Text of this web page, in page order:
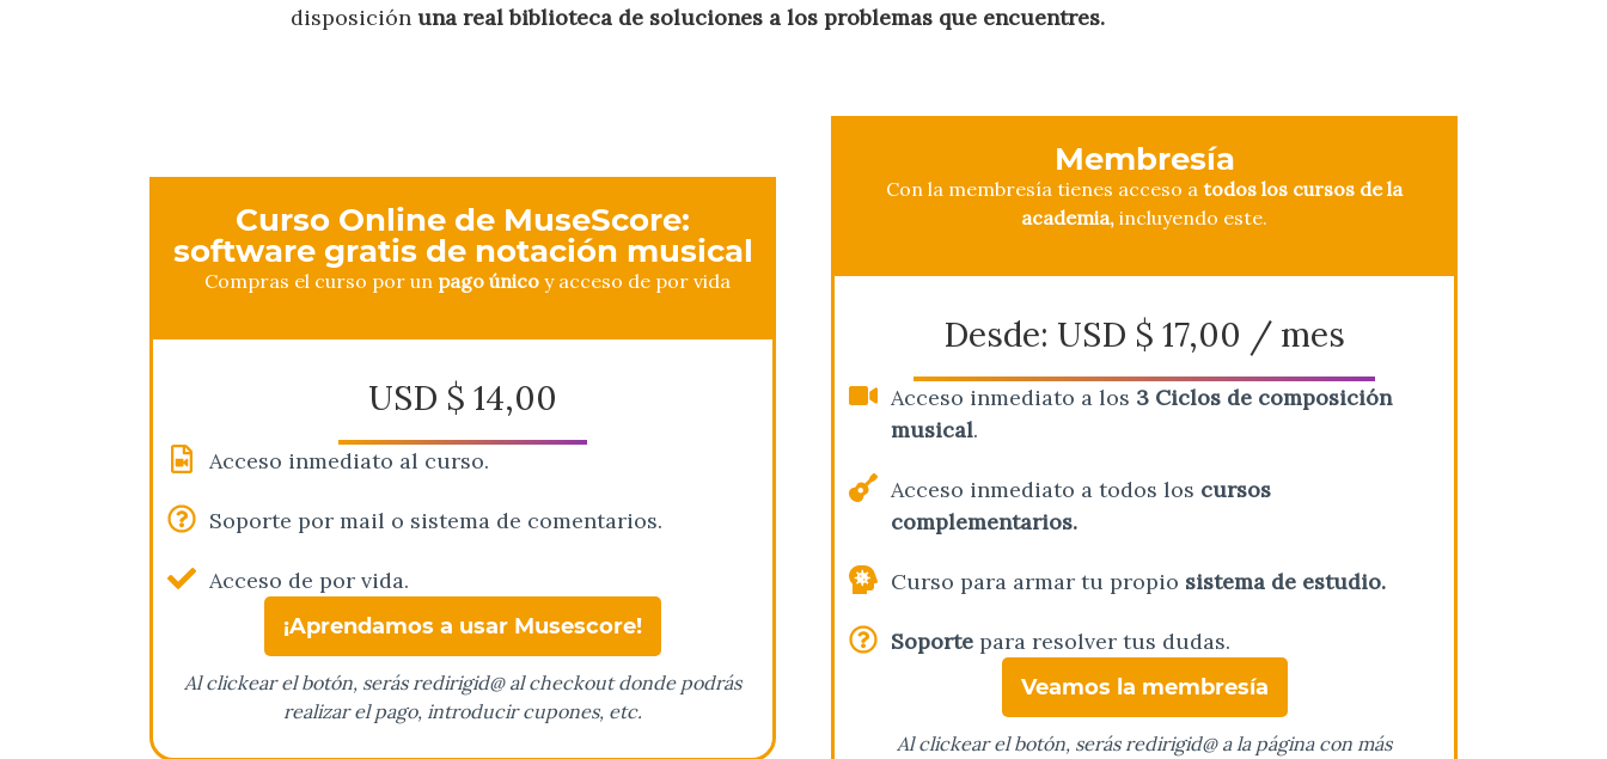
disposición una real biblioteca de soluciones a los problemas que encuentres.
Curso Online de MuseScore:
software gratis de notación musical
Compras el curso por un pago único y acceso de por vida
USD $ 14,00
Acceso inmediato al curso.
Soporte por mail o sistema de comentarios.
Acceso de por vida.
¡Aprendamos a usar Musescore!
Al clickear el botón, serás redirigid@ al checkout donde podrás
realizar el pago, introducir cupones, etc.
Membresía
Con la membresía tienes acceso a todos los cursos de la
academia, incluyendo este.
Desde: USD $ 17,00 / mes
Acceso inmediato a los 3 Ciclos de composición
musical.
Acceso inmediato a todos los cursos
complementarios.
Curso para armar tu propio sistema de estudio.
Soportepara resolver tus dudas.
Veamos la membresía
Al clickear el botón, serás redirigid@ a la página con más